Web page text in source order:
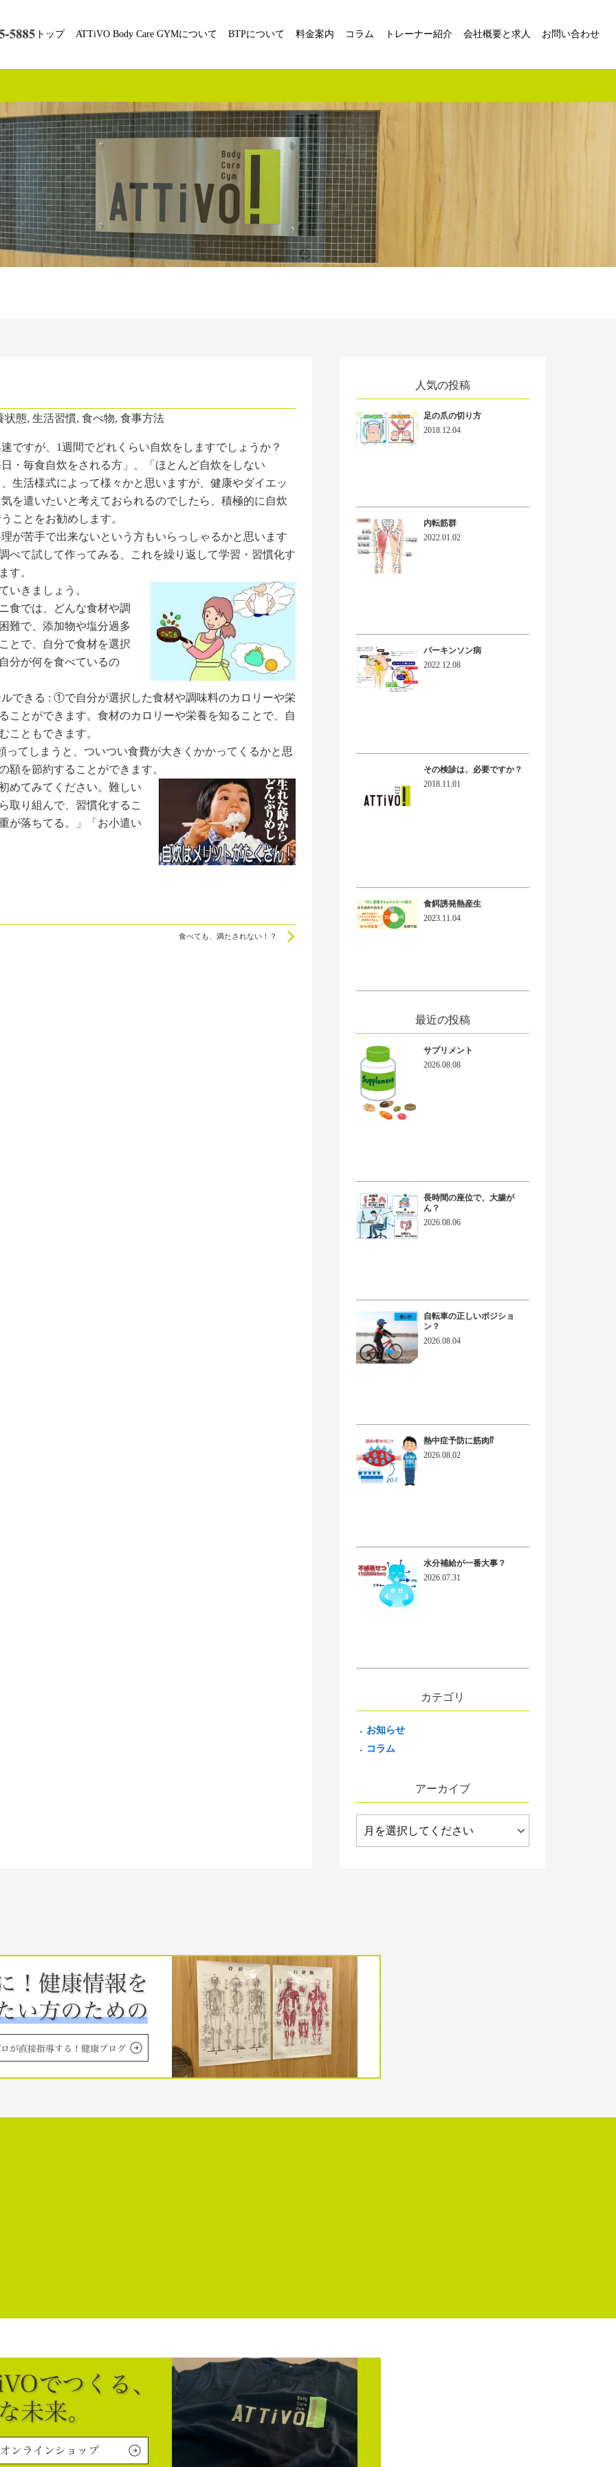
トップ ATTiVO Body Care GYMについて BTPについて 料金案内 コラム トレーナー紹介 会社概要と求人 お問い合わせ
状態, 生活習慣, 食べ物, 食事方法
ですが、1週間でどれくらい自炊をしますでしょうか？
日・毎食自炊をされる方」、「ほとんど自炊をしない
生活様式によって様々かと思いますが、健康やダイエッ
気を遣いたいと考えておられるのでしたら、積極的に自炊
ことをお勧めします。
が苦手で出来ないという方もいらっしゃるかと思います
べて試して作ってみる、これを繰り返して学習・習慣化す
す。
いきましょう。
食では、どんな食材や調
難で、添加物や塩分過多
とで、自分で食材を選択
分が何を食べているの
できる : ①で自分が選択した食材や調味料のカロリーや栄
ことができます。食材のカロリーや栄養を知ることで、自
こともできます。
てしまうと、ついつい食費が大きくかかってくるかと思
額を節約することができます。
めてみてください。難しい
取り組んで、習慣化するこ
が落ちてる。」「お小遣い
食べても、満たされない！？
人気の投稿
足の爪の切り方
2018.12.04
内転筋群
2022.01.02
パーキンソン病
2022.12.08
その検診は、必要ですか？
2018.11.01
食餌誘発熱産生
2023.11.04
最近の投稿
サプリメント
2026.08.08
長時間の座位で、大腸が
ん？
2026.08.06
自転車の正しいポジショ
ン？
2026.08.04
熱中症予防に筋肉⁉
2026.08.02
水分補給が一番大事？
2026.07.31
カテゴリ
お知らせ
コラム
アーカイブ